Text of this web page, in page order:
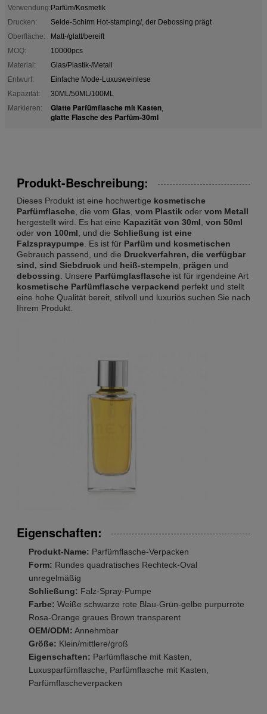
Verwendung:Parfüm/Kosmetik
Drucken:
Seide-Schirm Hot-stamping/, der Debossing prägt
Oberfläche:
Matt-/glatt/bereift
MOQ:
10000pcs
Material:
Glas/Plastik-/Metall
Entwurf:
Einfache Mode-Luxusweinlese
Kapazität:
30ML/50ML/100ML
Markieren:
Glatte Parfümflasche mit Kasten,
glatte Flasche des Parfüm-30ml
Produkt-Beschreibung:
Dieses Produkt ist eine hochwertige kosmetische
Parfümflasche , die vom Glas vom Plastik oder vom Metall
hergestellt wird. Es hat eine Kapazität von 30ml von 50ml
oder von 100ml , und die Schließung ist eine
Falzspraypumpe . Es ist für Parfüm und kosmetischen
Gebrauch passend, und die Druckverfahren, die verfügbar
sind, sind Siebdruck und heiß-stempeln prägen und
debossing . Unsere Parfümglasflasche ist für irgendeine Art
kosmetische Parfümflasche verpackend perfekt und stellt
eine hohe Qualität bereit, stilvoll und luxuriös suchen Sie nach
Ihrem Produkt.
Eigenschaften:
Produkt-Name: Parfümflasche-Verpacken
Form: Rundes quadratisches Rechteck-Oval
unregelmäßig
Schließung: Falz-Spray-Pumpe
Farbe: Weiße schwarze rote Blau-Grün-gelbe purpurrote
Rosa-Orange graues Brown transparent
OEM/ODM: Annehmbar
Größe: Klein/mittlere/groß
Eigenschaften: Parfümflasche mit Kasten,
Luxusparfümflasche, Parfümflasche mit Kasten,
Parfümflascheverpacken